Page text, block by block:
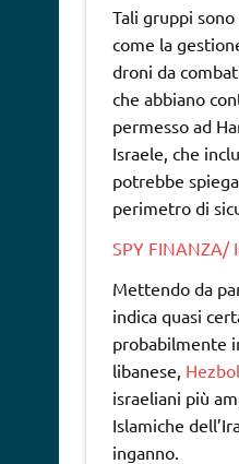
Tali gruppi
come la
droni da
che abbiano
permesso ad
Israele, che
potrebbe
perimetro di
SPY FINANZA/
Mettendo da
indica quasi
probabilmente
libanese,
israeliani più
Islamiche
inganno.